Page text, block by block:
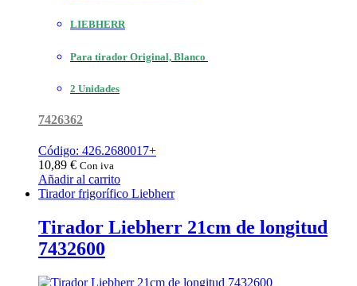
LIEBHERR
Para tirador Original, Blanco
2 Unidades
7426362
Código: 426.2680017+
10,89 € Con iva
Añadir al carrito
Tirador frigorífico Liebherr
Tirador Liebherr 21cm de longitud
7432600